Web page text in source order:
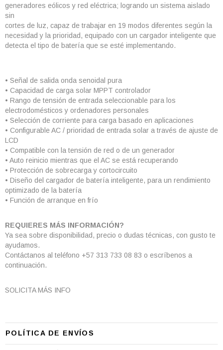
generadores eólicos y red eléctrica; logrando un sistema aislado
sin
cortes de luz, capaz de trabajar en 19 modos diferentes según la
necesidad y la prioridad, equipado con un cargador inteligente que
detecta el tipo de batería que se esté implementando.
• Señal de salida onda senoidal pura
• Capacidad de carga solar MPPT controlador
• Rango de tensión de entrada seleccionable para los
electrodomésticos y ordenadores personales
• Selección de corriente para carga basado en aplicaciones
• Configurable AC / prioridad de entrada solar a través de ajuste de
LCD
• Compatible con la tensión de red o de un generador
• Auto reinicio mientras que el AC se está recuperando
• Protección de sobrecarga y cortocircuito
• Diseño del cargador de batería inteligente, para un rendimiento
optimizado de la batería
• Función de arranque en frío
REQUIERES MÁS INFORMACIÓN?
Ya sea sobre disponibilidad, precio o dudas técnicas, con gusto te
ayudamos.
Contáctanos al teléfono +57 313 733 08 83 o escríbenos a
continuación.
SOLICITA MÁS INFO
POLÍTICA DE ENVÍOS